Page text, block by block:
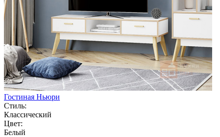
Гостиная Ньюри
Стиль:
Классический
Цвет:
Белый